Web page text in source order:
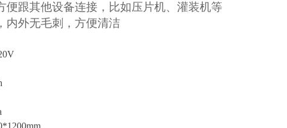
便跟其他设备连接，比如压片机、灌装机等
内外无毛刺，方便清洁